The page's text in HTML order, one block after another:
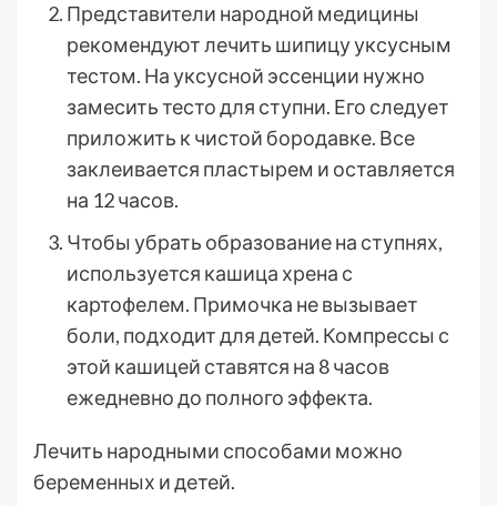
Представители народной медицины
рекомендуют лечить шипицу уксусным
тестом. На уксусной эссенции нужно
замесить тесто для ступни. Его следует
приложить к чистой бородавке. Все
заклеивается пластырем и оставляется
на 12 часов.
Чтобы убрать образование на ступнях,
используется кашица хрена с
картофелем. Примочка не вызывает
боли, подходит для детей. Компрессы с
этой кашицей ставятся на 8 часов
ежедневно до полного эффекта.
Лечить народными способами можно
беременных и детей.